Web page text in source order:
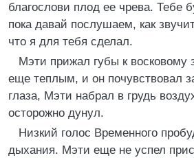
благослови плод ее чрева. Тебе
пока давай послушаем, как
что я для тебя сделал.
Мэти прижал губы к восковому
еще теплым, и он почувствовал
глаза, Мэти набрал в грудь
осторожно дунул.
Низкий голос Временного
дыхания. Мэти еще не успел